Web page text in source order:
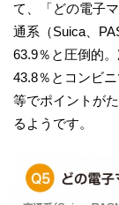
て、「どの電子
通系（Suica、
63.9％と圧倒的
43.8％とコンビ
等でポイントが
るようです。